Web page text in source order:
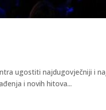
ugostiti najdugovječniji i
i novih hitova...